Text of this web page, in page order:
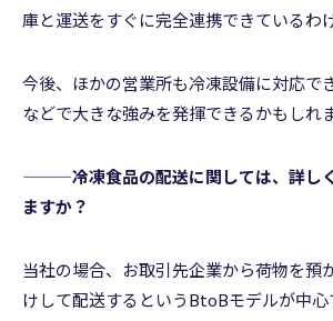
庫と運送をすぐに完全連携できているわ
今後、ほかの営業所も冷凍設備に対応で
などで大きな強みを発揮できるかもしれ
———冷凍食品の配送に関しては、詳し
ますか？
当社の場合、お取引先企業から荷物を預
けして配送するというBtoBモデルが中心